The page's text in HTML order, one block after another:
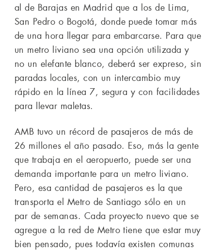
al de Barajas en Madrid que a los de Lima,
San Pedro o Bogotá, donde puede tomar más
de una hora llegar para embarcarse. Para que
un metro liviano sea una opción utilizada y
no un elefante blanco, deberá ser expreso, sin
paradas locales, con un intercambio muy
rápido en la línea 7, segura y con facilidades
para llevar maletas.
AMB tuvo un récord de pasajeros de más de
26 millones el año pasado. Eso, más la gente
que trabaja en el aeropuerto, puede ser una
demanda importante para un metro liviano.
Pero, esa cantidad de pasajeros es la que
transporta el Metro de Santiago sólo en un
par de semanas. Cada proyecto nuevo que se
agregue a la red de Metro tiene que estar muy
bien pensado, pues todavía existen comunas